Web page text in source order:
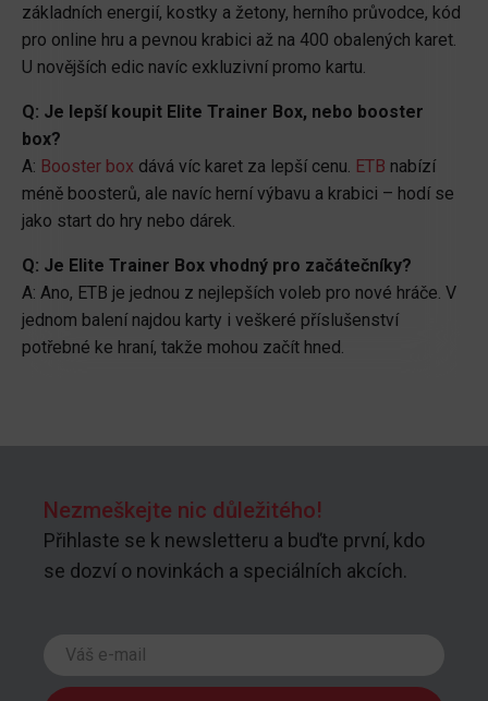
základních energií, kostky a žetony, herního průvodce, kód
pro online hru a pevnou krabici až na 400 obalených karet.
U novějších edic navíc exkluzivní promo kartu.
Q: Je lepší koupit Elite Trainer Box, nebo booster
box?
A: Booster box dává víc karet za lepší cenu. ETB nabízí
méně boosterů, ale navíc herní výbavu a krabici – hodí se
jako start do hry nebo dárek.
Q: Je Elite Trainer Box vhodný pro začátečníky?
A: Ano, ETB je jednou z nejlepších voleb pro nové hráče. V
jednom balení najdou karty i veškeré příslušenství
potřebné ke hraní, takže mohou začít hned.
Nezmeškejte nic důležitého!
Přihlaste se k newsletteru a buďte první, kdo
se dozví o novinkách a speciálních akcích.